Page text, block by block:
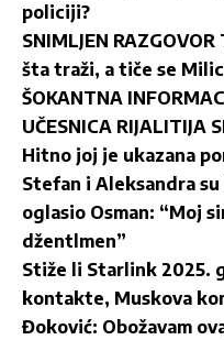
policiji?
SNIMLJEN RAZGOVOR
šta traži, a tiče se
ŠOKANTNA
UČESNICA RIJALITIJA
Hitno joj je ukazana
Stefan i Aleksandra
oglasio Osman: “Moj
džentlmen”
Stiže li Starlink 2025.
kontakte, Muskova
Đoković: Obožavam